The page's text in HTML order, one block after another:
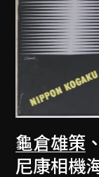
龜倉雄策 、
尼康相機